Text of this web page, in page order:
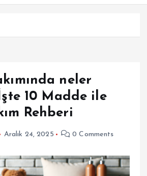
neler
10 Madde ile
Rehberi
Aralık 24, 2025 0 Comments